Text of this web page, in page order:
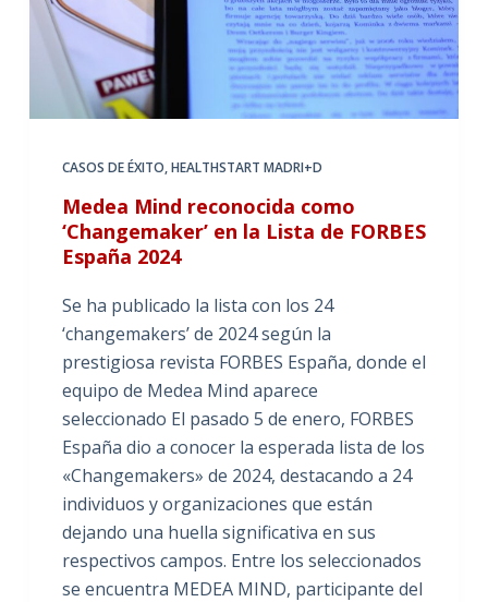
CASOS DE ÉXITO,HEALTHSTART MADRI+D
Medea Mind reconocida como
‘Changemaker’ en la Lista de FORBES
España 2024
Se ha publicado la lista con los 24
‘changemakers’ de 2024 según la
prestigiosa revista FORBES España, donde el
equipo de Medea Mind aparece
seleccionado El pasado 5 de enero, FORBES
España dio a conocer la esperada lista de los
«Changemakers» de 2024, destacando a 24
individuos y organizaciones que están
dejando una huella significativa en sus
respectivos campos. Entre los seleccionados
se encuentra MEDEA MIND, participante del